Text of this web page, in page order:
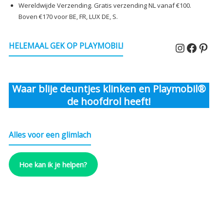
Wereldwijde Verzending. Gratis verzending NL vanaf €100.
Boven €170 voor BE, FR, LUX DE, S.
HELEMAAL GEK OP PLAYMOBIL!
Waar blije deuntjes klinken en Playmobil®
de hoofdrol heeft!
Alles voor een glimlach
Hoe kan ik je helpen?